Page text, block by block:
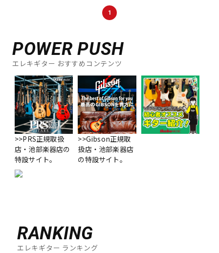
中古
1
POWER PUSH
エレキギター おすすめコンテンツ
>>PRS正規取扱
店・池部楽器店の
特設サイト。
>>Gibson正規取
扱店・池部楽器店
の特設サイト。
RANKING
エレキギター ランキング